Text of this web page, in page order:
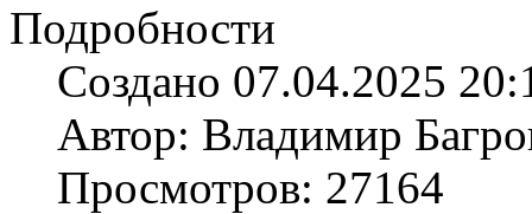
Подробности
Создано 07.04.2025
Автор: Владимир
Просмотров: 27164